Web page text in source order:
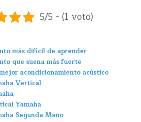
5/5 - (1 voto)
más difícil de aprender
que suena más fuerte
acondicionamiento acústico
Vertical
Yamaha
Segunda Mano